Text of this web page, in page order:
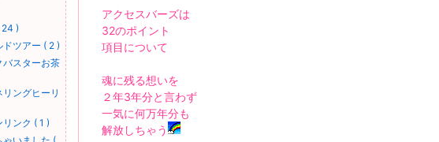
アクセスバーズは
32のポイント
項目について
魂に残る想いを
２年3年分と言わず
一気に何万年分も
解放しちゃう
24 )
ツアー ( 2 )
バスターお茶
ングヒーリ
ンク ( 1 )